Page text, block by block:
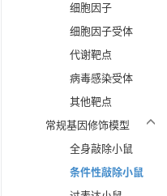
细胞因子
细胞因子受体
代谢靶点
病毒感染受体
其他靶点
常规基因修饰模型
全身敲除小鼠
条件性敲除小鼠